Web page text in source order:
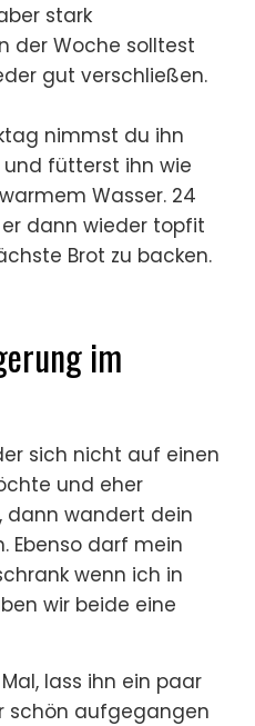
stark
der Woche solltest
gut verschließen.
nimmst du ihn
fütterst ihn wie
Wasser. 24
dann wieder topfit
Brot zu backen.
im
sich nicht auf einen
und eher
dann wandert dein
Ebenso darf mein
wenn ich in
wir beide eine
lass ihn ein paar
schön aufgegangen